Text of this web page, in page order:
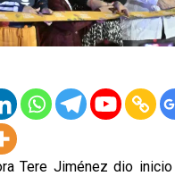
Tere Jiménez dio